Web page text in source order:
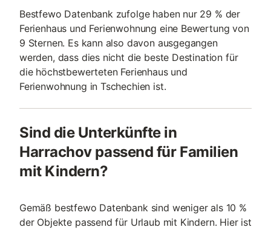
Bestfewo Datenbank zufolge haben nur 29 % der
Ferienhaus und Ferienwohnung eine Bewertung von
9 Sternen. Es kann also davon ausgegangen
werden, dass dies nicht die beste Destination für
die höchstbewerteten Ferienhaus und
Ferienwohnung in Tschechien ist.
Sind die Unterkünfte in
Harrachov passend für Familien
mit Kindern?
Gemäß bestfewo Datenbank sind weniger als 10 %
der Objekte passend für Urlaub mit Kindern. Hier ist